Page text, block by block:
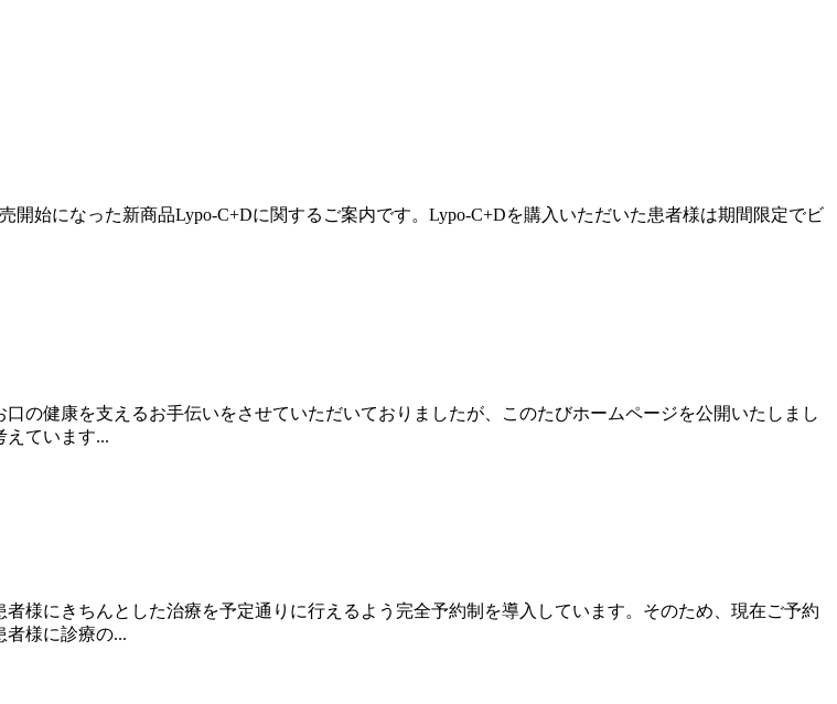
開始になった新商品Lypo-C+Dに関するご案内です。Lypo-C+Dを購入いただいた患者様は期間限定でビ
の健康を支えるお手伝いをさせていただいておりましたが、このたびホームページを公開いたしまし
えています...
様にきちんとした治療を予定通りに行えるよう完全予約制を導入しています。そのため、現在ご予約
者様に診療の...